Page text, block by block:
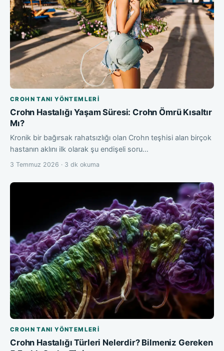
CROHN TANI YÖNTEMLERI
Crohn Hastalığı Yaşam Süresi: Crohn Ömrü Kısaltır
Mı?
Kronik bir bağırsak rahatsızlığı olan Crohn teşhisi alan birçok
hastanın aklını ilk olarak şu endişeli soru…
3 Temmuz 2026 · 3 dk okuma
CROHN TANI YÖNTEMLERI
Crohn Hastalığı Türleri Nelerdir? Bilmeniz Gereken